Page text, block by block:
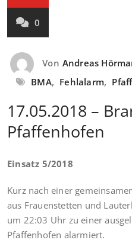
0
Von Andreas
BMA, Fehlalarm,
17.05.2018 –
Pfaffenhofen
Einsatz 5/2018
Kurz nach einer
aus Frauenstetten und
um 22:03 Uhr zu einer
Pfaffenhofen alarmiert.